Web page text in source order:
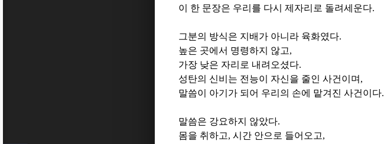
이 한 문장은 우리를 다시 제자리로 돌려세운다.
그분의 방식은 지배가 아니라 육화였다.
높은 곳에서 명령하지 않고,
가장 낮은 자리로 내려오셨다.
성탄의 신비는 전능이 자신을 줄인 사건이며 ,
말씀이 아기가 되어 우리의 손에 맡겨진 사건이다.
말씀은 강요하지 않았다.
몸을 취하고, 시간 안으로 들어오고,